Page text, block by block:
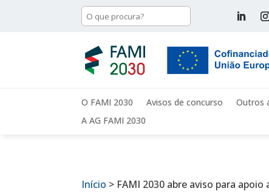
O FAMI 2030 Avisos de concurso Outros
A AG FAMI 2030
Início > FAMI 2030 abre aviso para